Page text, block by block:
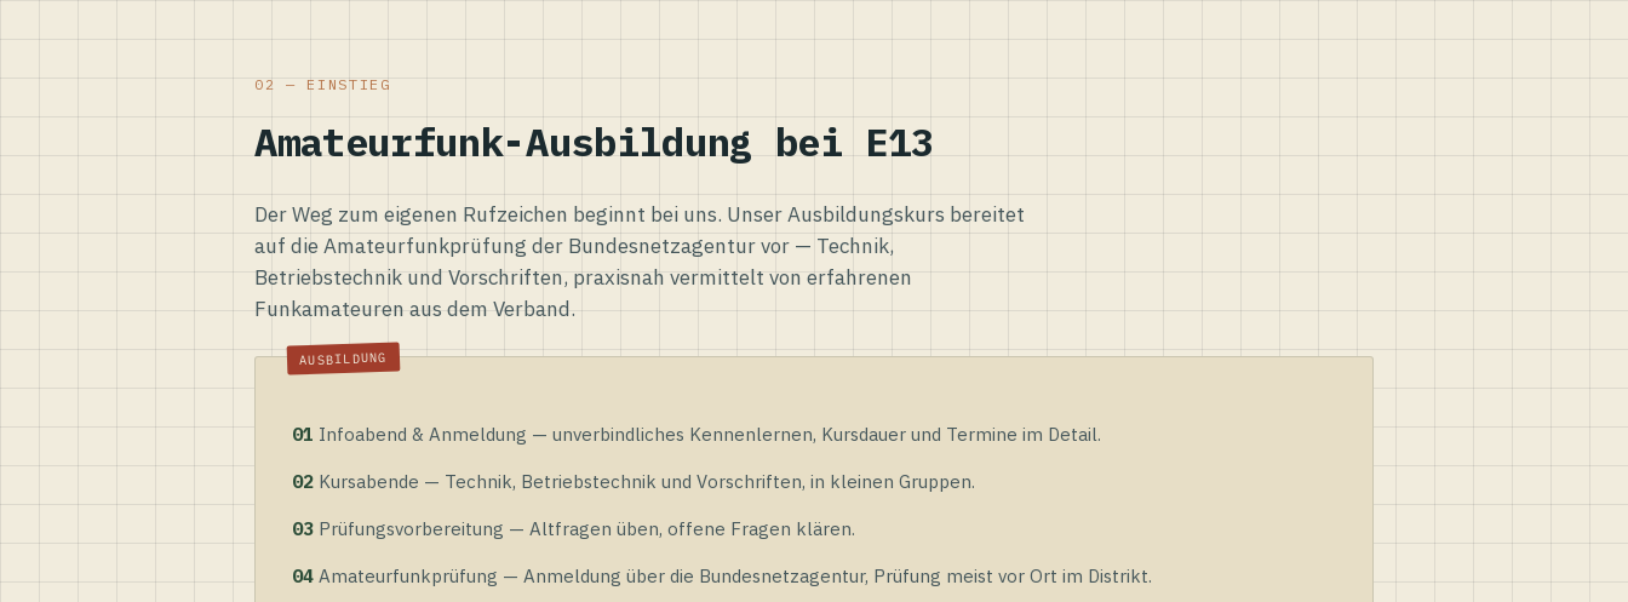
02 — EINSTIEG
Amateurfunk-Ausbildung bei E13
Der Weg zum eigenen Rufzeichen beginnt bei uns. Unser Ausbildungskurs bereitet
auf die Amateurfunkprüfung der Bundesnetzagentur vor — Technik,
Betriebstechnik und Vorschriften, praxisnah vermittelt von erfahrenen
Funkamateuren aus dem Verband.
01 Infoabend & Anmeldung — unverbindliches Kennenlernen, Kursdauer und Termine im Detail.
02 Kursabende — Technik, Betriebstechnik und Vorschriften, in kleinen Gruppen.
03 Prüfungsvorbereitung — Altfragen üben, offene Fragen klären.
04 Amateurfunkprüfung — Anmeldung über die Bundesnetzagentur, Prüfung meist vor Ort im Distrikt.